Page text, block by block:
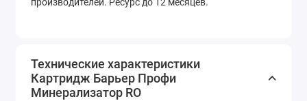
Технические характеристики
Картридж Барьер Профи
Минерализатор RO